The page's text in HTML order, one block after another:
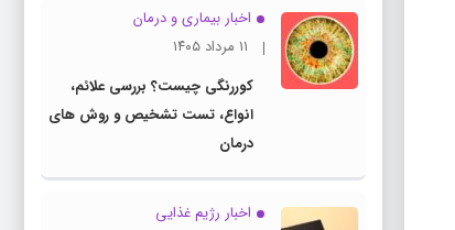
اخبار بیماری و درمان
۱۱ مرداد ۱۴۰۵
کوررنگی چیست؟ بررسی علائم،
انواع، تست تشخیص و روش های
درمان
اخبار رژیم غذایی